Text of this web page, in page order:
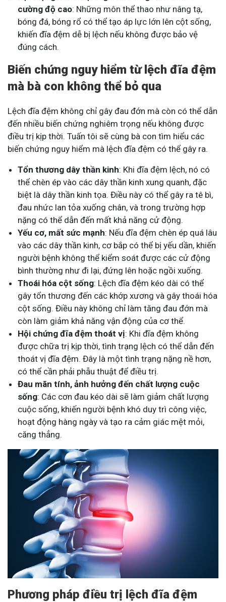
cường độ cao: Những môn thể thao như nâng tạ,
bóng đá, bóng rổ có thể tạo áp lực lớn lên cột sống,
khiến đĩa đệm dễ bị lệch nếu không được bảo vệ
đúng cách.
Biến chứng nguy hiểm từ lệch đĩa đệm
mà bà con không thể bỏ qua
Lệch đĩa đệm không chỉ gây đau đớn mà còn có thể dẫn
đến nhiều biến chứng nghiêm trọng nếu không được
điều trị kịp thời. Tuấn tôi sẽ cùng bà con tìm hiểu các
biến chứng nguy hiểm mà lệch đĩa đệm có thể gây ra.
Tổn thương dây thần kinh: Khi đĩa đệm lệch, nó có
thể chèn ép vào các dây thần kinh xung quanh, đặc
biệt là dây thần kinh tọa. Điều này có thể gây ra tê bì,
đau nhức lan tỏa xuống chân, và trong trường hợp
nặng có thể dẫn đến mất khả năng cử động.
Yếu cơ, mất sức mạnh: Nếu đĩa đệm chèn ép quá lâu
vào các dây thần kinh, cơ bắp có thể bị yếu dần, khiến
người bệnh không thể kiểm soát được các cử động
bình thường như đi lại, đứng lên hoặc ngồi xuống.
Thoái hóa cột sống: Lệch đĩa đệm kéo dài có thể
gây tổn thương đến các khớp xương và gây thoái hóa
cột sống. Điều này không chỉ làm tăng đau đớn mà
còn làm giảm khả năng vận động của cơ thể.
Hội chứng đĩa đệm thoát vị: Khi đĩa đệm không
được chữa trị kịp thời, tình trạng lệch có thể dẫn đến
thoát vị đĩa đệm. Đây là một tình trạng nặng nề hơn,
có thể cần phải phẫu thuật để điều trị.
Đau mãn tính, ảnh hưởng đến chất lượng cuộc
sống: Các cơn đau kéo dài sẽ làm giảm chất lượng
cuộc sống, khiến người bệnh khó duy trì công việc,
hoạt động hàng ngày và tạo ra cảm giác mệt mỏi,
căng thẳng.
Phương pháp điều trị lệch đĩa đệm